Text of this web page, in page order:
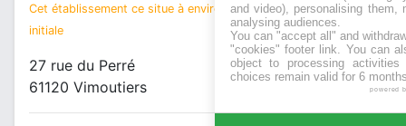
Cet établissement ce situe à environ 10 km de votre recherche
initiale
27 rue du Perré
61120 Vimoutiers
and video), personalising them,
analysing audiences.
You can "accept all" and
"cookies" footer link . You can
object to processing
choices remain valid for 6
powered